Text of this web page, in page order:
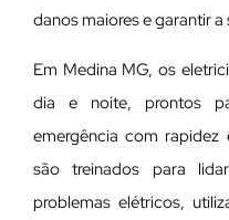
danos maiores e garantir
Em Medina MG, os
dia e noite, prontos
emergência com rapidez
são treinados para
problemas elétricos,